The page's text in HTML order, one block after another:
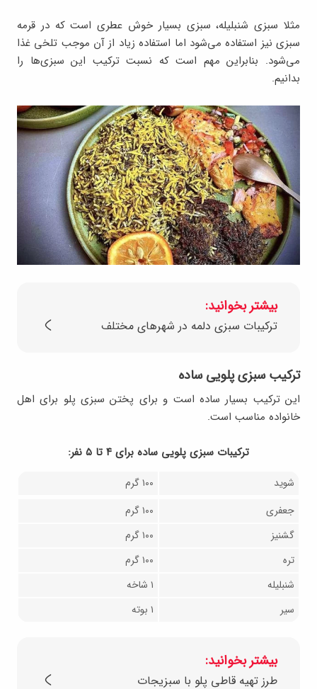
مثلا سبزی شنبلیله، سبزی بسیار خوش عطری است که در قرمه
سبزی نیز استفاده می‌شود اما استفاده زیاد از آن موجب تلخی غذا
می‌شود. بنابراین مهم است که نسبت ترکیب این سبزی‌ها را
بدانیم.
بیشتر بخوانید:
ترکیبات سبزی دلمه در شهرهای مختلف
ترکیب سبزی پلویی ساده
این ترکیب بسیار ساده است و برای پختن سبزی پلو برای اهل
خانواده مناسب است.
ترکیبات سبزی پلویی ساده برای ۴ تا ۵ نفر:
شوید
۱۰۰ گرم
جعفری
۱۰۰ گرم
گشنیز
۱۰۰ گرم
تره
۱۰۰ گرم
شنبلیله
۱ شاخه
سیر
۱ بوته
بیشتر بخوانید:
طرز تهیه قاطی پلو با سبزیجات